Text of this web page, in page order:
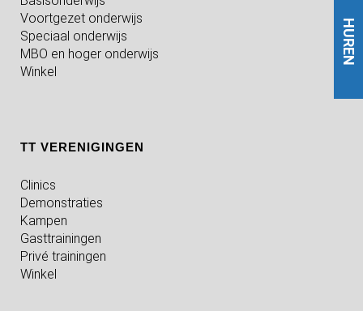
HUREN
Voortgezet onderwijs
Speciaal onderwijs
MBO en hoger onderwijs
Winkel
TT VERENIGINGEN
Clinics
Demonstraties
Kampen
Gasttrainingen
Privé trainingen
Winkel